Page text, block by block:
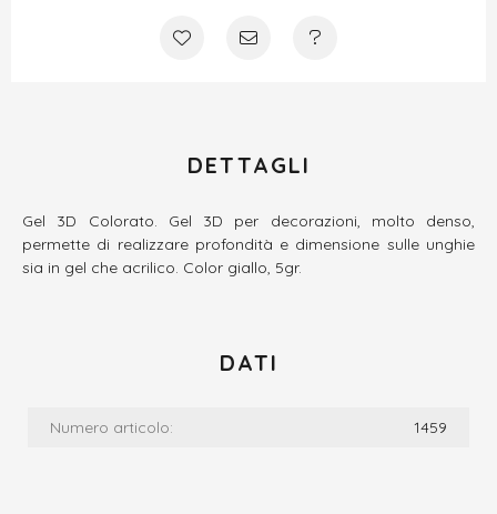
DETTAGLI
Gel 3D Colorato. Gel 3D per decorazioni, molto denso,
permette di realizzare profondità e dimensione sulle unghie
sia in gel che acrilico. Color giallo, 5gr.
DATI
Numero articolo: 1459